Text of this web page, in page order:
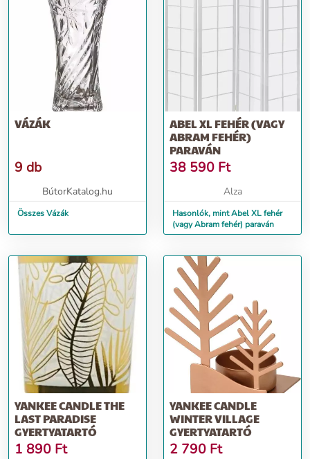
VÁZÁK
9 db
BútorKatalog.hu
Összes Vázák
ABEL XL FEHÉR (VAGY
ABRAM FEHÉR)
PARAVÁN
38 590 Ft
Alza
Hasonlók, mint Abel XL fehér
(vagy Abram fehér) paraván
YANKEE CANDLE THE
LAST PARADISE
GYERTYATARTÓ
1 890 Ft
YANKEE CANDLE
WINTER VILLAGE
GYERTYATARTÓ
2 790 Ft